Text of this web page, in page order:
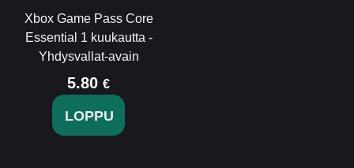
Xbox Game Pass Core
Essential 1 kuukautta -
Yhdysvallat-avain
5.80 €
LOPPU